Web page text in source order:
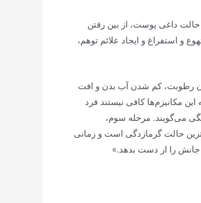
داغی پوست، از بین رفتن
و استفراغ و ایجاد علائم توهم،
رطوبت، کم شدن آب بدن و افت
مکانیزم‌ها کافی نیستند فرد
می‌گویند. مرحله سوم،
حالت گرمازدگی است و زمانی
جانش را از دست بدهد.»